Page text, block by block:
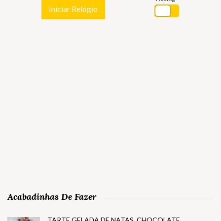
Iniciar Relógio
Acabadinhas De Fazer